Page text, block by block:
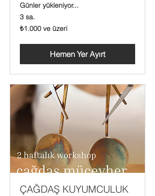
Günler yükleniyor...
3 sa.
₺1.000
Türk
₺1.000 ve üzeri
Hemen Yer Ayırt
ÇAĞDAŞ KUYUMCULUK